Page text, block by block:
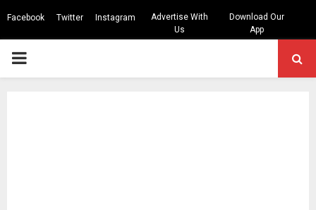
Facebook Twitter Instagram
Advertise With
Us
Download Our
App
PRIMARY